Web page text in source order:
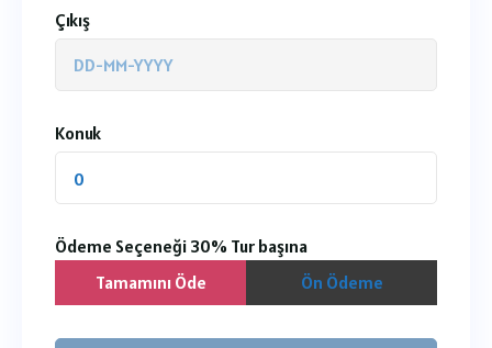
Çıkış
Konuk
0
Ödeme Seçeneği 30% Tur başına
Tamamını Öde
Ön Ödeme